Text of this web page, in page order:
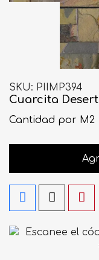
SKU PIIMP394
Cuarcita Desert
Cantidad por M2